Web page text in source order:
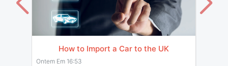
How to Import a Car to the UK
Ontem Em 16:53